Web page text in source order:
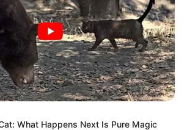
What Happens Next Is Pure Magic